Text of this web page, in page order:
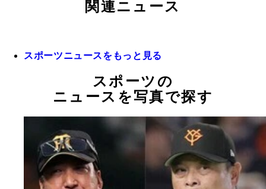
関連ニュース
スポーツニュースをもっと見る
スポーツの
ニュースを写真で探す